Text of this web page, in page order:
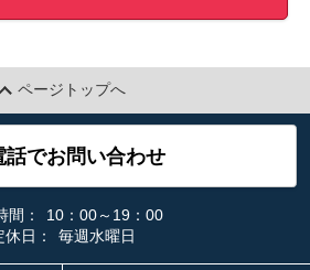
ページトップへ
話でお問い合わせ
間：
10：00～19：00
休日：
毎週水曜日